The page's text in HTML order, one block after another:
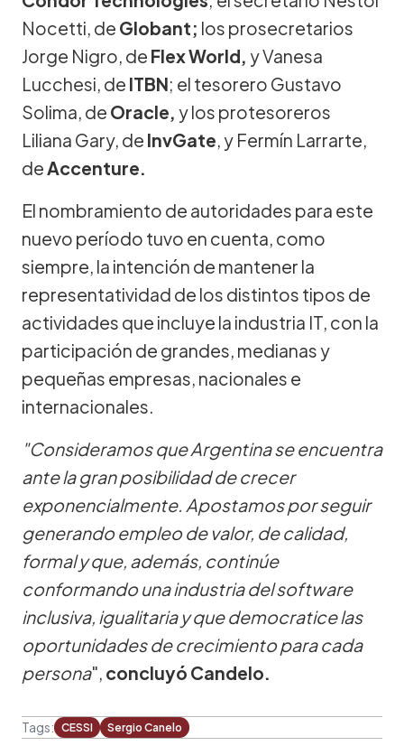
Nocetti, de Globant; los prosecretarios
Jorge Nigro, de Flex World, y Vanesa
Lucchesi, de ITBN; el tesorero Gustavo
Solima, de Oracle, y los protesoreros
Liliana Gary, de InvGate, y Fermín Larrarte,
de Accenture.
El nombramiento de autoridades para este
nuevo período tuvo en cuenta, como
siempre, la intención de mantener la
representatividad de los distintos tipos de
actividades que incluye la industria IT, con la
participación de grandes, medianas y
pequeñas empresas, nacionales e
internacionales.
"Consideramos que Argentina se encuentra
ante la gran posibilidad de crecer
exponencialmente. Apostamos por seguir
generando empleo de valor, de calidad,
formal y que, además, continúe
conformando una industria del software
inclusiva, igualitaria y que democratice las
oportunidades de crecimiento para cada
persona", concluyó Candelo.
Tags: CESSI Sergio Canelo